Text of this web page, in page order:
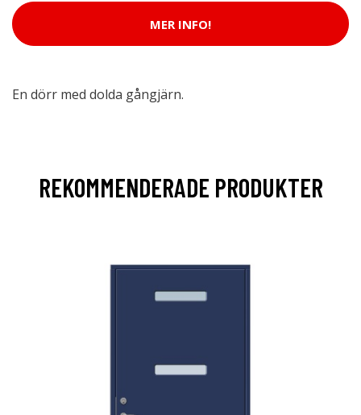
MER INFO!
En dörr med dolda gångjärn.
REKOMMENDERADE PRODUKTER